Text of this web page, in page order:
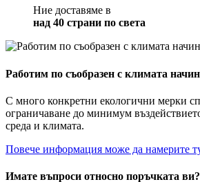
Ние доставяме в
над 40 страни по света
Работим по съобразен с климата
С много конкретни екологични мерки
ограничаване до минимум
среда и климата.
Повече информация може да намерите
Имате въпроси относно поръчката